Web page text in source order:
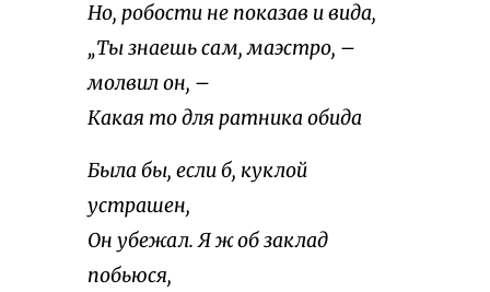
Но, робости не показав и вида,
„Ты знаешь сам, маэстро, –
молвил он, –
Какая то для ратника обида
Была бы, если б, куклой
устрашен,
Он убежал. Я ж об заклад
побьюся,